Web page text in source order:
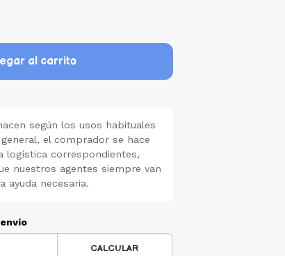
al carrito
según los usos habituales
el comprador se hace
logística correspondientes,
nuestros agentes siempre van
ayuda necesaria.
CALCULAR